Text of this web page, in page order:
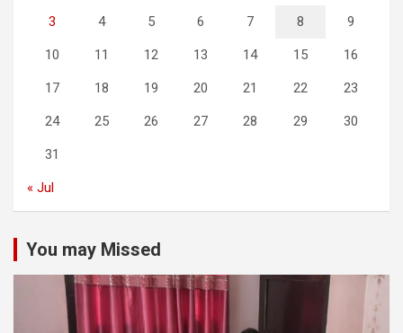
3 4 5 6 7 8 9
10 11 12 13 14 15 16
17 18 19 20 21 22 23
24 25 26 27 28 29 30
31
« Jul
You may Missed